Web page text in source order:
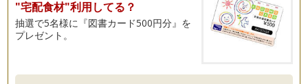
"宅配食材"利用してる？
抽選で5名様に『図書カード500円分』を
プレゼント。